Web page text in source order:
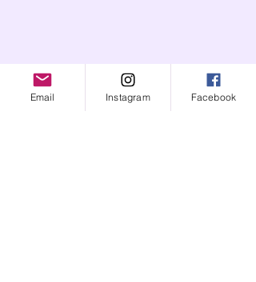
Email Instagram Facebook